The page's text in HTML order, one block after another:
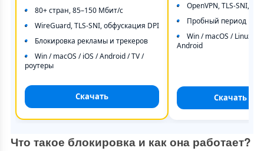
80+ стран, 85–150 Мбит/с
WireGuard, TLS‑SNI, обфускация DPI
Блокировка рекламы и трекеров
Win / macOS / iOS / Android / TV /
роутеры
Скачать
OpenVPN, TLS‑SNI,
Пробный период 1
Win / macOS / Linux /
Android
Скачать
Что такое блокировка и как она работает?